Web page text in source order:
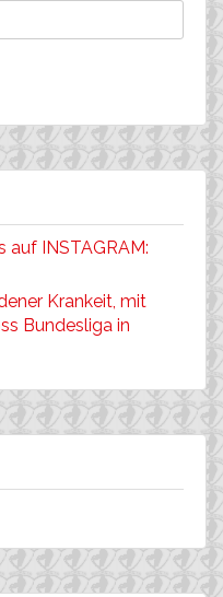
auf INSTAGRAM:
Krankeit, mit
Bundesliga in